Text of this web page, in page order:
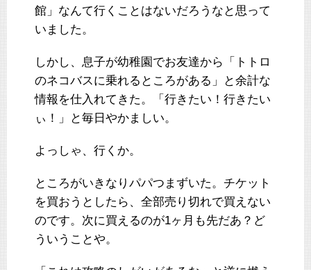
館」なんて行くことはないだろうなと思って
いました。
しかし、息子が幼稚園でお友達から「トトロ
のネコバスに乗れるところがある」と余計な
情報を仕入れてきた。「行きたい！行きたい
ぃ！」と毎日やかましい。
よっしゃ、行くか。
ところがいきなりパパつまずいた。チケット
を買おうとしたら、全部売り切れで買えない
のです。次に買えるのが1ヶ月も先だあ？ど
ういうことや。